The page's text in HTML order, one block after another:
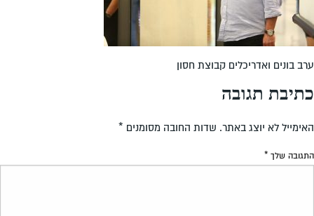
ערב בונים ואדריכלים קבוצת חסון
כתיבת תגובה
האימייל לא יוצג באתר. שדות החובה מסומנים *
התגובה שלך *